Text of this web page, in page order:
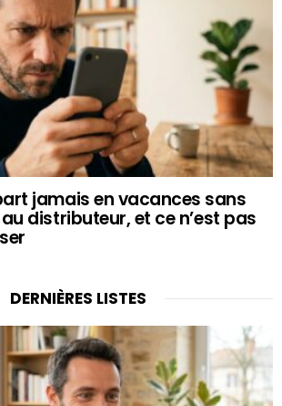
jamais en vacances sans
distributeur, et ce n’est pas
DERNIÈRES LISTES